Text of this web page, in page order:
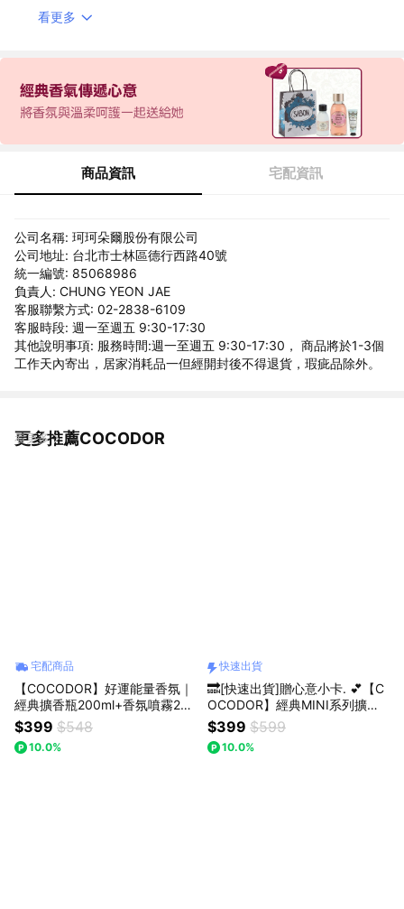
看更多
商品資訊 宅配資訊
公司名稱: 珂珂朵爾股份有限公司
公司地址: 台北市士林區德行西路40號
統一編號: 85068986
負責人: CHUNG YEON JAE
客服聯繫方式: 02-2838-6109
客服時段: 週一至週五 9:30-17:30
其他說明事項: 服務時間:週一至週五 9:30-17:30， 商品將於1-3個
工作天內寄出，居家消耗品一但經開封後不得退貨，瑕疵品除外。
更多推薦COCODOR
看更多
宅配商品
【COCODOR】好運能量香氛｜
經典擴香瓶200ml+香氛噴霧250
ml 贈品牌提袋 (情人/好運/招財/
招桃花/好人緣/事業運/淨化空氣/
送禮/禮盒)
$399 $548
10.0%
快速出貨
🔜[快速出貨]贈心意小卡. 💕【C
OCODOR】經典MINI系列擴香
禮盒 ( 50mlx 3入.) 生日/慶祝/情
人節/年末/紀念日/喬遷/療癒/慰
勞/交換禮物/收禮人自選香氣.
$399 $599
10.0%